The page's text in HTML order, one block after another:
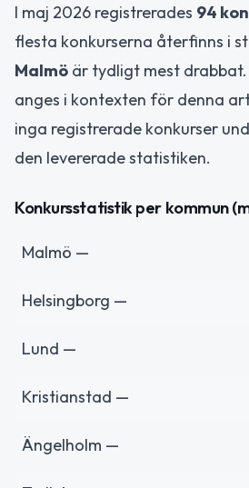
I maj 2026 registrerades 94
flesta konkurserna återfinns i
Malmö är tydligt mest drabbat.
anges i kontexten för denna
inga registrerade konkurser
den levererade statistiken.
Konkursstatistik per kommun
Malmö —
Helsingborg —
Lund —
Kristianstad —
Ängelholm —